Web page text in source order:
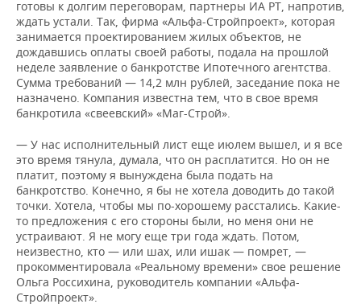
готовы к долгим переговорам, партнеры ИА РТ, напротив,
ждать устали. Так, фирма «Альфа-Стройпроект», которая
занимается проектированием жилых объектов, не
дождавшись оплаты своей работы, подала на прошлой
неделе заявление о банкротстве Ипотечного агентства.
Сумма требований — 14,2 млн рублей, заседание пока не
назначено. Компания известна тем, что в свое время
банкротила «свеевский» «Маг-Строй».
— У нас исполнительный лист еще июлем вышел, и я все
это время тянула, думала, что он расплатится. Но он не
платит, поэтому я вынуждена была подать на
банкротство. Конечно, я бы не хотела доводить до такой
точки. Хотела, чтобы мы по-хорошему расстались. Какие-
то предложения с его стороны были, но меня они не
устраивают. Я не могу еще три года ждать. Потом,
неизвестно, кто — или шах, или ишак — помрет, —
прокомментировала «Реальному времени» свое решение
Ольга Россихина, руководитель компании «Альфа-
Стройпроект».